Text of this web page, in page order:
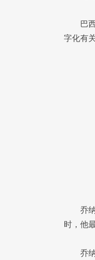
巴
字化有
乔
时，他
乔